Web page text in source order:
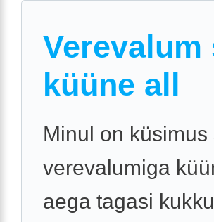
küüne all
Minul on küsimus
verevalumiga
aega tagasi